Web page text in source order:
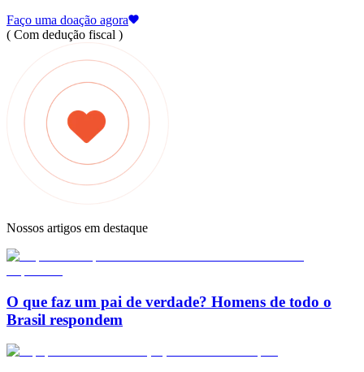
Faço uma doação agora
( Com dedução fiscal )
Nossos artigos em destaque
O que faz um pai de verdade? Homens de todo o
Brasil respondem